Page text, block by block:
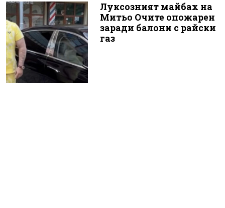
Луксозният майбах на
Митьо Очите опожарен
заради балони с райски
газ